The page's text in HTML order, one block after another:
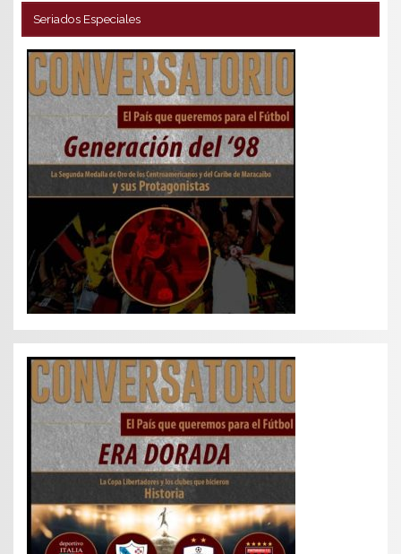
Seriados Especiales